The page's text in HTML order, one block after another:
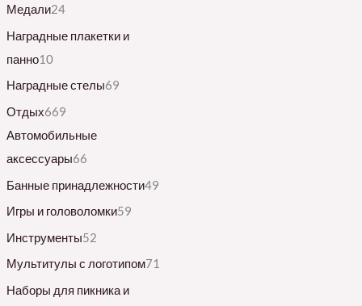
Медали24
Наградные плакетки и
панно10
Наградные стелы69
Отдых669
Автомобильные
аксессуары66
Банные принадлежности49
Игры и головоломки59
Инструменты52
Мультитулы с логотипом71
Наборы для пикника и